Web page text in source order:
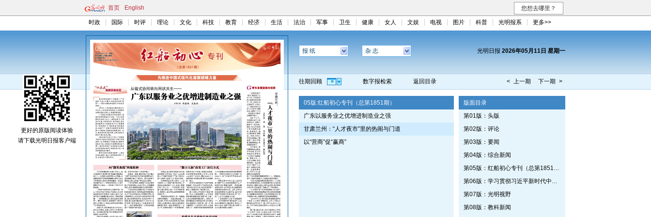
首页 English 您想去哪里？
时政 国际 时评 理论 文化 科技 教育 经济 生活 法治 军事 卫生 健康 女人 文娱 电视 图片 科普 光明报系 更多>>
报 纸 杂 志 光明日报 2026年05月11日 星期一
往期回顾 数字报检索 返回目录 < 上一期 下一期 >
05版:红船初心专刊（总第1851期）
广东以服务业之优增进制造业之强
甘肃兰州：“人才夜市”里的热闹与门道
以“营商”促“赢商”
版面目录
第01版：头版
第02版：评论
第03版：要闻
第04版：综合新闻
第05版：红船初心专刊（总第1851期）
第06版：学习贯彻习近平新时代中国特色社会主义思想专刊
第07版：光明视野
第08版：教科新闻
更好的原版阅读体验
请下载光明日报客户端